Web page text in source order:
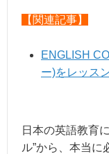
【関連記事】
ENGLISH
ー)をレッス
日本の英語教育
ル”から、本当